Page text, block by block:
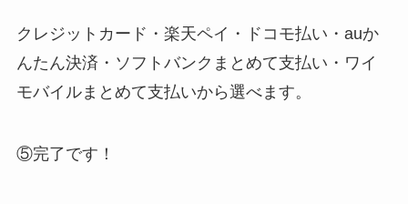
クレジットカード・楽天ペイ・ドコモ払い・auか
んたん決済・ソフトバンクまとめて支払い・ワイ
モバイルまとめて支払いから選べます。
⑤完了です！